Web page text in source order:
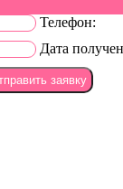
Телефон:
Дата